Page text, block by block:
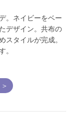
。ネイビーをベー
デザイン。共布の
スタイルが完成。
。